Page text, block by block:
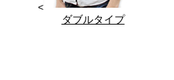
<
ダブルタイプ